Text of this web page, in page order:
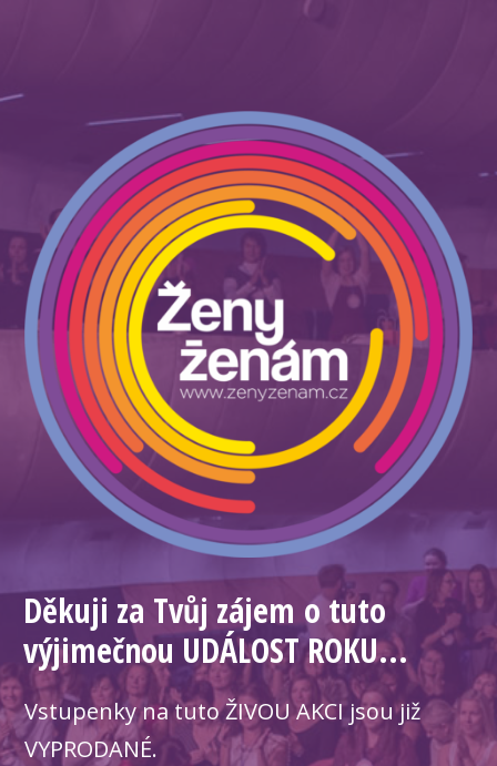
Děkuji za Tvůj zájem o tuto
výjimečnou UDÁLOST ROKU...
Vstupenky na tuto ŽIVOU AKCI jsou již
VYPRODANÉ.